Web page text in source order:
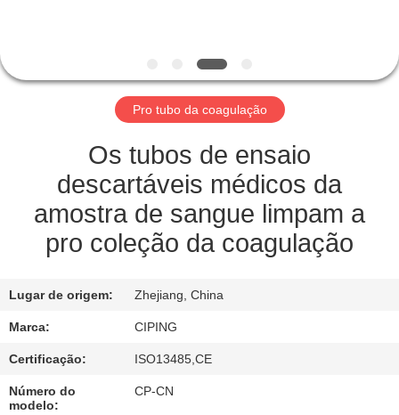
QUALIDADE
CONTACTE-
PEÇA
UMAS
CITAÇÕES
MAPA
DO
SITE
Pro tubo da coagulação
Os tubos de ensaio
descartáveis médicos da
amostra de sangue limpam a
pro coleção da coagulação
Lugar de origem: Zhejiang, China
Marca: CIPING
Certificação: ISO13485,CE
Número do
modelo:
CP-CN